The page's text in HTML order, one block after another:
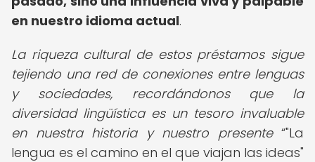
en nuestro idioma actual.
La riqueza cultural de estos préstamos sigue
tejiendo una red de conexiones entre lenguas
y sociedades, recordándonos que la
diversidad lingüística es un tesoro invaluable
en nuestra historia y nuestro presente
"La
lengua es el camino en el que viajan las ideas"